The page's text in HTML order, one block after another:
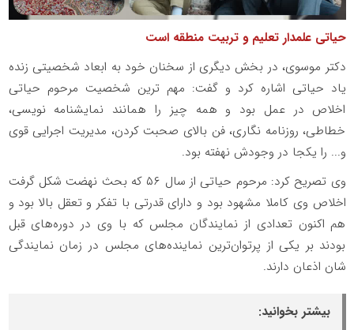
حیاتی علمدار تعلیم و تربیت منطقه است
دکتر موسوی، در بخش دیگری از سخنان خود به ابعاد شخصیتی زنده
یاد حیاتی اشاره کرد و گفت: مهم ترین شخصیت مرحوم حیاتی
اخلاص در عمل بود و همه چیز را همانند نمایشنامه نویسی،
خطاطی، روزنامه نگاری، فن بالای صحبت کردن، مدیریت اجرایی قوی
و... را یکجا در وجودش نهفته بود.
وی تصریح کرد: مرحوم حیاتی از سال ۵۶ که بحث نهضت شکل گرفت
اخلاص وی کاملا مشهود بود و دارای قدرتی با تفکر و تعقل بالا بود و
هم اکنون تعدادی از نمایندگان مجلس که با وی در دوره‌های قبل
بودند بر یکی از پرتوان‌ترین نماینده‌های مجلس در زمان نمایندگی
شان اذعان دارند.
بیشتر بخوانید: